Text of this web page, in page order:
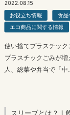
2022.08.15
お役立ち情報
食品
エコ商品に関する情報
使い捨てプラスチッ
プラスチックごみが
人、総菜や弁当で「
スリーブとは？｜